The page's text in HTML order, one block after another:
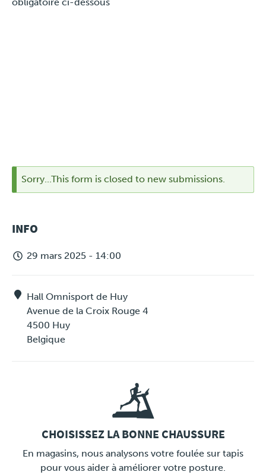
MESSAGE
Sorry...This form is closed to new submissions.
INFO
29 mars 2025 - 14:00
Hall Omnisport de Huy
Avenue de la Croix Rouge 4
4500 Huy
Belgique
CHOISISSEZ LA BONNE CHAUSSURE
En magasins, nous analysons votre foulée sur tapis
pour vous aider à améliorer votre posture.